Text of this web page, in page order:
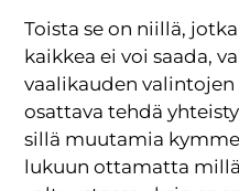
Toista se on niillä,
kaikkea ei voi saada,
vaalikauden
osattava tehdä
sillä muutamia
lukuun ottamatta